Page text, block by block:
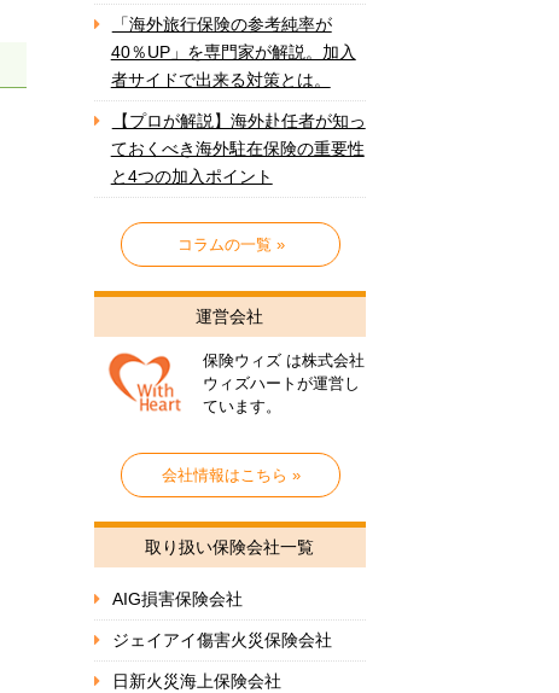
「海外旅行保険の参考純率が
40％UP」を専門家が解説。加入
者サイドで出来る対策とは。
【プロが解説】海外赴任者が知っ
ておくべき海外駐在保険の重要性
と4つの加入ポイント
コラムの一覧 »
運営会社
保険ウィズ は株式会社
ウィズハートが運営し
ています。
会社情報はこちら »
取り扱い保険会社一覧
AIG損害保険会社
ジェイアイ傷害火災保険会社
日新火災海上保険会社